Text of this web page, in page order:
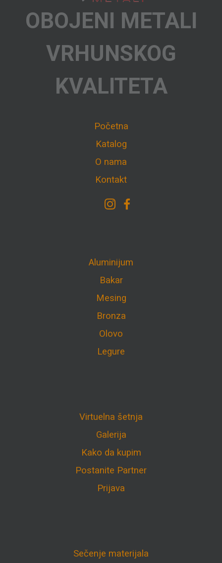
OBOJENI METALI
VRHUNSKOG
KVALITETA
Početna
Katalog
O nama
Kontakt
Aluminijum
Bakar
Mesing
Bronza
Olovo
Legure
Virtuelna šetnja
Galerija
Kako da kupim
Postanite Partner
Prijava
Sečenje materijala